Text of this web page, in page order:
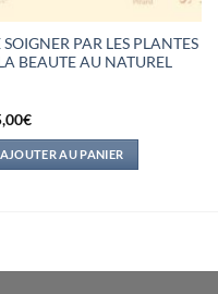
SOIGNER PAR LES PLANTES
BEAUTE AU NATUREL
€
AJOUTER AU PANIER